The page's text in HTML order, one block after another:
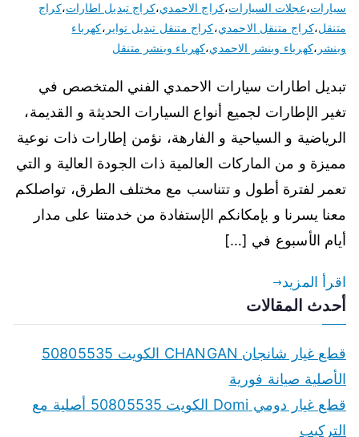
سيارات،عجلات السيارات،كراج الاحمدي،كراج تبديل اطارات،كراج
متنقل،كراج متنقل الاحمدي،كراج متنقل تبديل تواير ،كهرباء
وبنشر ،كهرباء وبنشر الاحمدي،كهرباء وبنشر متنقل
تبديل اطارات سيارات الاحمدي الفني المتخصص في
تغير الإطارات لجميع أنواع السيارات الحديثة و القديمة،
الرياضية و السياحية و الفارهة، نؤمن إطارات ذات نوعية
مميزة و من الماركات العالمية ذات الجودة العالية و التي
تعمر لفترة أطول و تتناسب مع مختلف الطرق، تواصلكم
معنا يسرنا و بإمكانكم الإستفادة من خدمتنا على مدار
أيام الأسبوع في […]
اقرأ المزيد
أحدث المقالات
قطع غيار شانجان CHANGAN الكويت 50805535
الأصلية صيانة فورية
قطع غيار دومي Domi الكويت 50805535 أصلية مع
التركيب